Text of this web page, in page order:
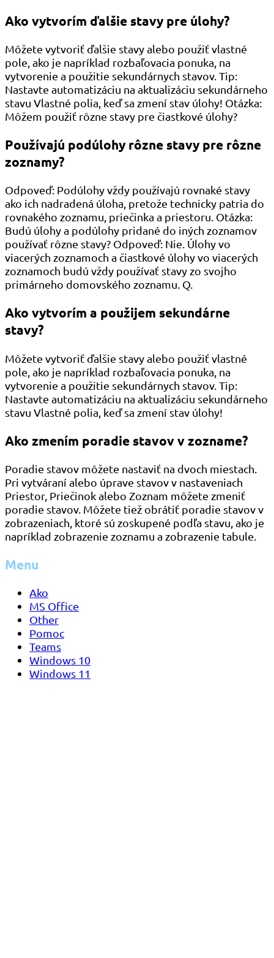
Ako vytvorím ďalšie stavy pre úlohy?
Môžete vytvoriť ďalšie stavy alebo použiť vlastné
pole, ako je napríklad rozbaľovacia ponuka, na
vytvorenie a použitie sekundárnych stavov. Tip:
Nastavte automatizáciu na aktualizáciu sekundárneho
stavu Vlastné polia, keď sa zmení stav úlohy! Otázka:
Môžem použiť rôzne stavy pre čiastkové úlohy?
Používajú podúlohy rôzne stavy pre rôzne
zoznamy?
Odpoveď: Podúlohy vždy používajú rovnaké stavy
ako ich nadradená úloha, pretože technicky patria do
rovnakého zoznamu, priečinka a priestoru. Otázka:
Budú úlohy a podúlohy pridané do iných zoznamov
používať rôzne stavy? Odpoveď: Nie. Úlohy vo
viacerých zoznamoch a čiastkové úlohy vo viacerých
zoznamoch budú vždy používať stavy zo svojho
primárneho domovského zoznamu. Q.
Ako vytvorím a použijem sekundárne
stavy?
Môžete vytvoriť ďalšie stavy alebo použiť vlastné
pole, ako je napríklad rozbaľovacia ponuka, na
vytvorenie a použitie sekundárnych stavov. Tip:
Nastavte automatizáciu na aktualizáciu sekundárneho
stavu Vlastné polia, keď sa zmení stav úlohy!
Ako zmením poradie stavov v zozname?
Poradie stavov môžete nastaviť na dvoch miestach.
Pri vytváraní alebo úprave stavov v nastaveniach
Priestor, Priečinok alebo Zoznam môžete zmeniť
poradie stavov. Môžete tiež obrátiť poradie stavov v
zobrazeniach, ktoré sú zoskupené podľa stavu, ako je
napríklad zobrazenie zoznamu a zobrazenie tabule.
Menu
Ako
MS Office
Other
Pomoc
Teams
Windows 10
Windows 11